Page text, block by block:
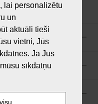
lai personalizētu
un
aktuāli tieši
vietni, Jūs
Ja Jūs
sīkdatņu